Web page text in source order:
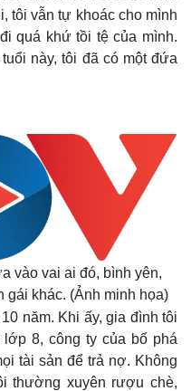
tôi vẫn tự khoác cho mình
quá khứ tồi tệ của mình.
này, tôi đã có một đứa
vào vai ai đó, bình yên,
khác. (Ảnh minh họa)
năm. Khi ấy, gia đình tôi
8, công ty của bố phá
tài sản để trả nợ. Không
thường xuyên rượu chè,